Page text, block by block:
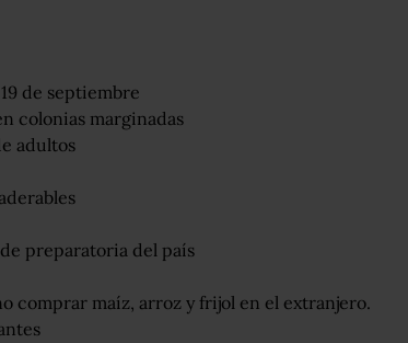
de septiembre
colonias marginadas
adultos
preparatoria del país
comprar maíz, arroz y frijol en el extranjero.